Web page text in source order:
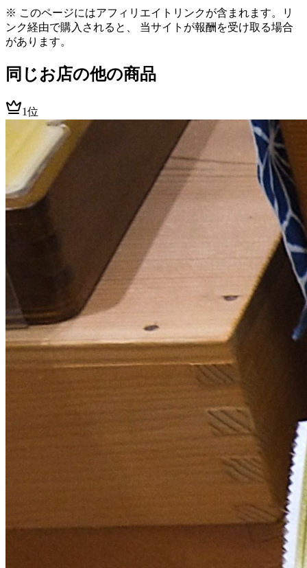
※ このページにはアフィリエイトリンクが含まれます。リ
ンク経由で購入されると、 当サイトが報酬を受け取る場合
があります。
同じお店の他の商品
1位